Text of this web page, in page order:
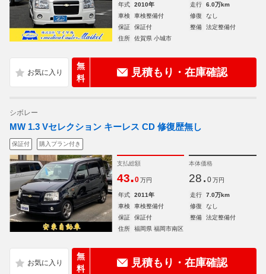
年式 2010年 走行
6.0万km
車検
車検整備付 修復
なし
保証
保証付 整備
法定整備付
住所
佐賀県 小城市
無
料
見積もり・在庫確認
シボレー
MW 1.3 Vセレクション キーレス CD 修復歴無し
保証付 購入プラン付き
支払総額
43.0 万円
本体価格
28. 0 万円
年式 2011年 走行
7.0万km
車検
車検整備付 修復
なし
保証
保証付 整備
法定整備付
住所
福岡県 福岡市南区
無
料
見積もり・在庫確認